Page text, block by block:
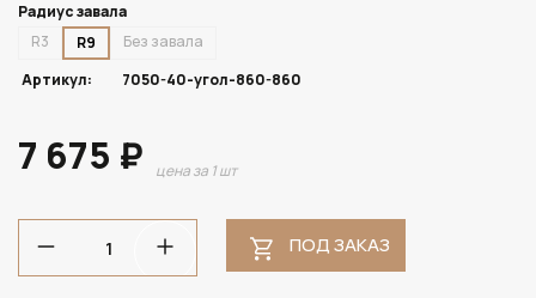
Радиус завала
R3
R9
Без завала
Артикул:
7050-40-угол-860-860
7 675 ₽ цена за 1 шт
ПОД ЗАКАЗ